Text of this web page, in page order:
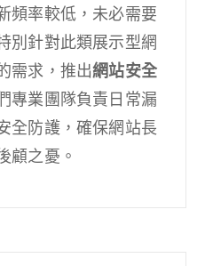
頻率較低，未必需要
別針對此類展示型網
需求，推出網站安全
專業團隊負責日常漏
全防護，確保網站長
顧之憂。